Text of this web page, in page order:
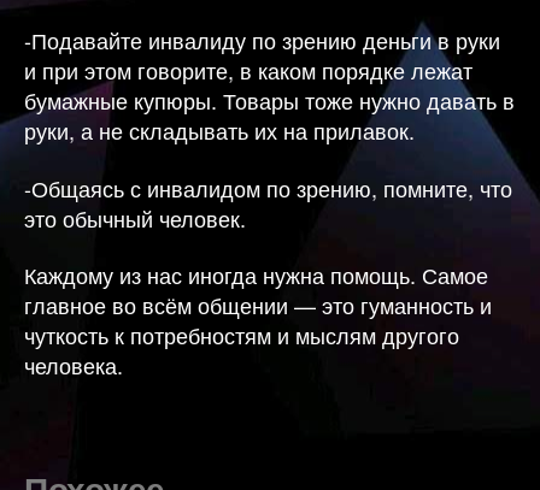
-Подавайте инвалиду по зрению деньги в руки
и при этом говорите, в каком порядке лежат
бумажные купюры. Товары тоже нужно давать в
руки, а не складывать их на прилавок.
-Общаясь с инвалидом по зрению, помните, что
это обычный человек.
Каждому из нас иногда нужна помощь. Самое
главное во всём общении — это гуманность и
чуткость к потребностям и мыслям другого
человека.